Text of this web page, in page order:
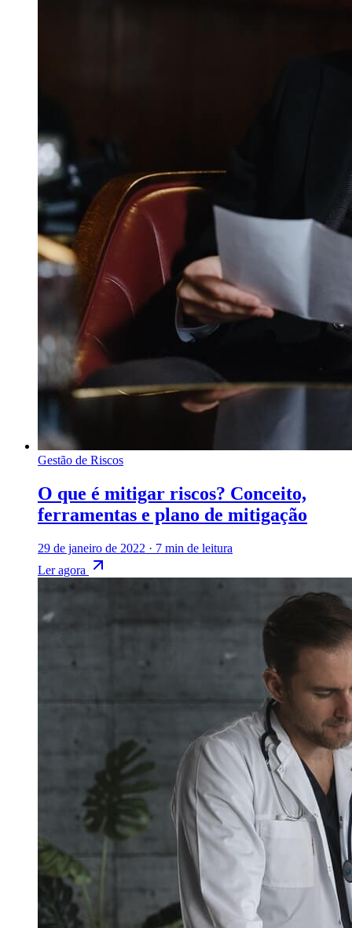
Gestão de Riscos
O que é mitigar riscos? Conceito,
ferramentas e plano de mitigação
29 de janeiro de 2022 · 7 min de leitura
Ler agora